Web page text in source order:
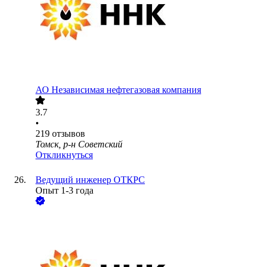
АО Независимая нефтегазовая компания
3.7
•
219 отзывов
Томск, р-н Советский
Откликнуться
Ведущий инженер ОТКРС
Опыт 1-3 года